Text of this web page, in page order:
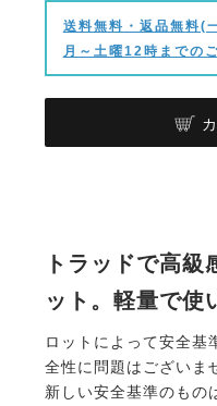
送料無料・返品無料(
月～土曜12時までの
トラッドで高級
ット。軽量で使
ロットによって安全基
全性に問題はございま
新しい安全基準のもの